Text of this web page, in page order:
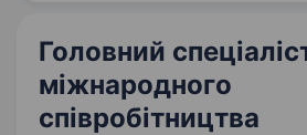
Головний
міжнародного
співробітництва